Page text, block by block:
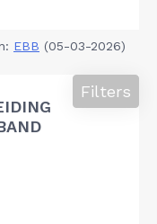
EBB (05-03-2026)
Filters